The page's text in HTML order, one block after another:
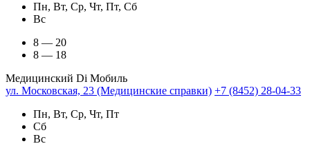
Пн, Вт, Ср, Чт, Пт, Сб
Вс
8 — 20
8 — 18
Медицинский Di Мобиль
ул. Московская, 23 (Медицинские справки) +7 (8452) 28-04-33
Пн, Вт, Ср, Чт, Пт
Сб
Вс